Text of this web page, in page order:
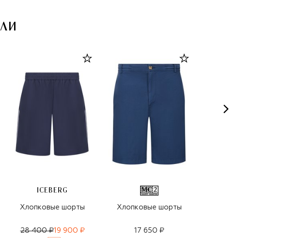
ICEBERG
Хлопковые шорты
28 400 ₽19 900 ₽
Хлопковые шорты
17 650 ₽